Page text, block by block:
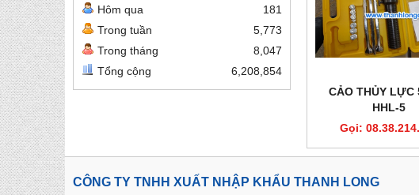
Hôm qua
181
Trong tuần
5,773
Trong tháng
8,047
Tổng cộng
6,208,854
CẢO THỦY LỰC
HHL-5
Gọi:
CÔNG TY TNHH XUẤT NHẬP KHẨU THANH LONG